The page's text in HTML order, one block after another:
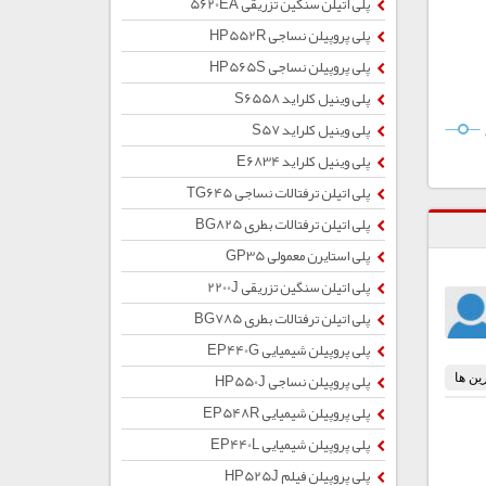
پلی پروپیلن نساجی HP552R
پلی پروپیلن نساجی HP565S
پلی وینیل کلراید S6558
پلی وینیل کلراید S57
پلی وینیل کلراید E6834
پلی اتیلن ترفتالات نساجی TG645
پلی اتیلن ترفتالات بطری BG825
پلی استایرن معمولی GP35
پلی اتیلن سنگین تزریقی 2200J
پلی اتیلن ترفتالات بطری BG785
پلی پروپیلن شیمیایی EP440G
پلی پروپیلن نساجی HP550J
پلی پروپیلن شیمیایی EP548R
پلی پروپیلن شیمیایی EP440L
پلی پروپیلن فیلم HP525J